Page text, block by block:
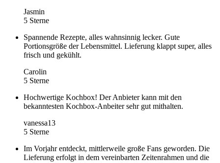
Jasmin
5 Sterne
Spannende Rezepte, alles wahnsinnig lecker. Gute
Portionsgröße der Lebensmittel. Lieferung klappt super, alles
frisch und gekühlt.
Carolin
5 Sterne
Hochwertige Kochbox! Der Anbieter kann mit den
bekanntesten Kochbox-Anbeiter sehr gut mithalten.
vanessa13
5 Sterne
Im Vorjahr entdeckt, mittlerweile große Fans geworden. Die
Lieferung erfolgt in dem vereinbarten Zeitenrahmen und die